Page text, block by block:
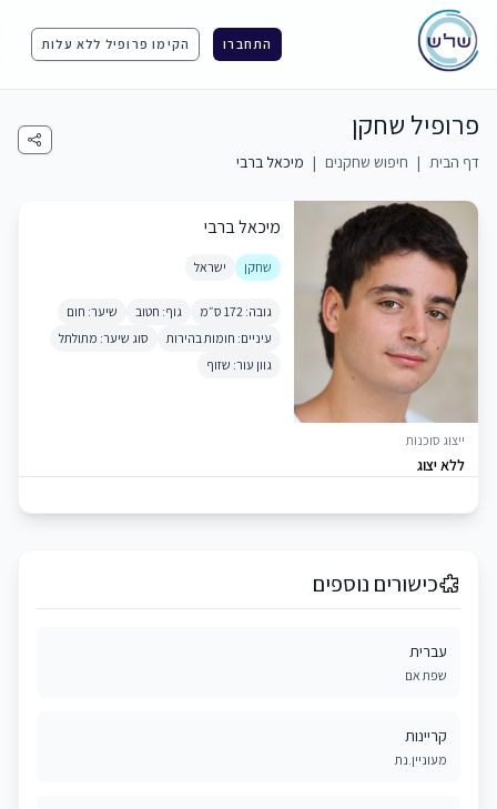
התחברו הקימו פרופיל ללא עלות
פרופיל שחקן
דף הבית | חיפוש שחקנים | מיכאל ברבי
ייצוג סוכנות
ללא יצוג
מיכאל ברבי
שחקן ישראל
גובה: 172 ס״מ גוף: חטוב
שיער: חום
עיניים: חומות בהירות
סוג שיער: מתולתל
גוון עור: שזוף
כישורים נוספים
עברית
שפת אם
קריינות
מעוניין.נת